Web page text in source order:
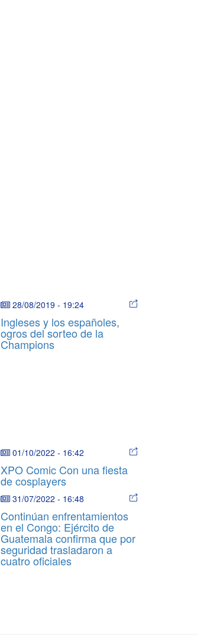
28/08/2019 - 19:24
Ingleses y los españoles,
ogros del sorteo de la
Champions
01/10/2022 - 16:42
XPO Comic Con una fiesta
de cosplayers
31/07/2022 - 16:48
Continúan enfrentamientos
en el Congo: Ejército de
Guatemala confirma que por
seguridad trasladaron a
cuatro oficiales